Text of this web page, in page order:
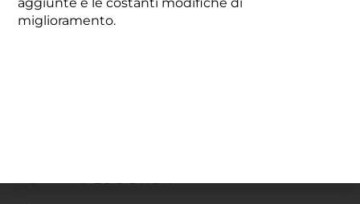
RECAPITIUFFICI
REPARTOLOGISTICA
miglioramento.